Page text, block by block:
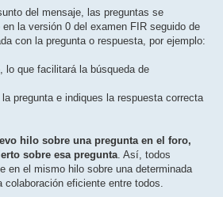
del mensaje, las preguntas se
la versión 0 del examen FIR seguido de
con la pregunta o respuesta, por ejemplo:
lo que facilitará la búsqueda de
pregunta e indiques la respuesta correcta
hilo sobre una pregunta en el foro,
sobre esa pregunta . Así, todos
en el mismo hilo sobre una determinada
eficiente entre todos.